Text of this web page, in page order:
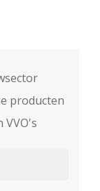
producten
VVO's